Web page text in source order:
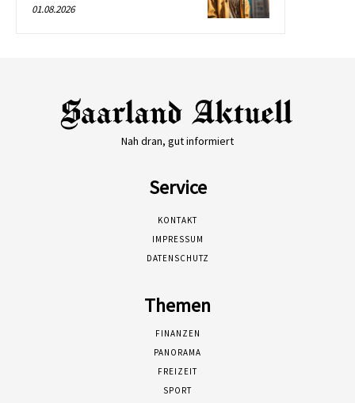
01.08.2026
Nah dran, gut informiert
Service
KONTAKT
IMPRESSUM
DATENSCHUTZ
Themen
FINANZEN
PANORAMA
FREIZEIT
SPORT